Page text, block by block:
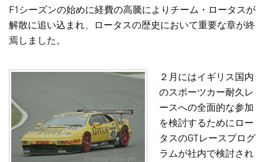
F1シーズンの始めに経費の高騰によりチーム・ロータスが
解散に追い込まれ、ロータスの歴史において重要な章が終
焉しました。
２月にはイギリス国内
のスポーツカー耐久レ
ースへの全面的な参加
を検討するためにロー
タスのGTレースプログ
ラムが社内で検討され